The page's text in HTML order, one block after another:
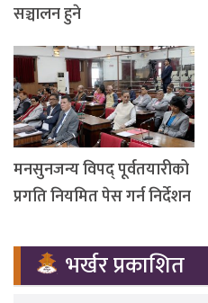
सञ्चालन हुने
मनसुनजन्य विपद् पूर्वतयारीको
प्रगति नियमित पेस गर्न निर्देशन
भर्खर प्रकाशित